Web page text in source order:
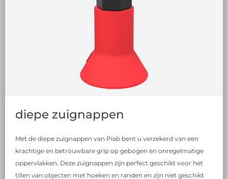
diepe zuignappen
Met de diepe zuignappen van Piab bent u verzekerd van een
krachtige en betrouwbare grip op gebogen en onregelmatige
oppervlakken. Deze zuignappen zijn perfect geschikt voor het
tillen van objecten met hoeken en randen en zijn niet geschikt